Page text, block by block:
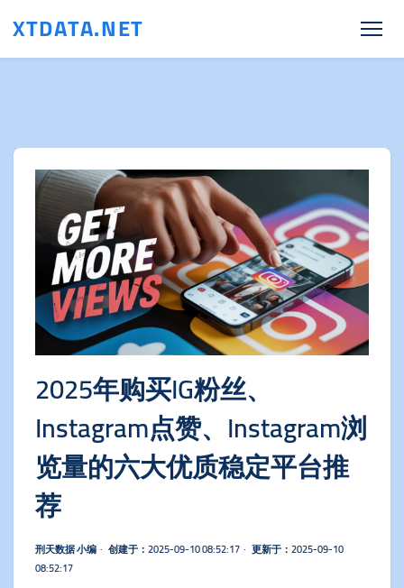
XTDATA.NET
2025年购买IG粉丝、
Instagram点赞、Instagram浏
览量的六大优质稳定平台推
荐
刑天数据 小编 · 创建于：2025-09-10 08:52:17 · 更新于：2025-09-10
08:52:17